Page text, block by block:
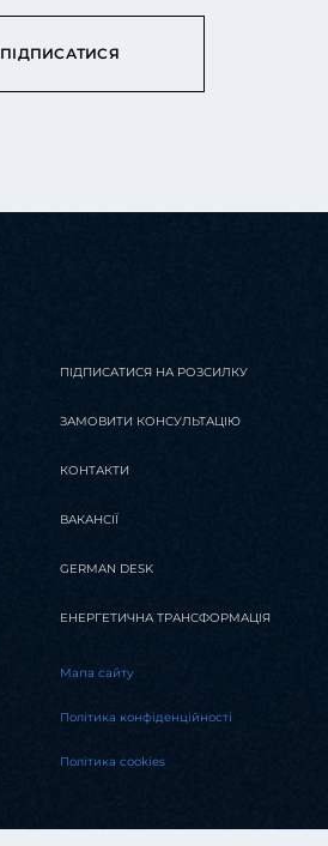
ПІДПИСАТИСЯ
ПІДПИСАТИСЯ НА РОЗСИЛКУ
ЗАМОВИТИ КОНСУЛЬТАЦІЮ
КОНТАКТИ
ВАКАНСІЇ
GERMAN DESK
ЕНЕРГЕТИЧНА ТРАНСФОРМАЦІЯ
Мапа сайту
Політика конфіденційності
Політика cookies